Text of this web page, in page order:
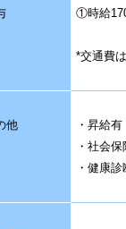
①時給
*交通費
他
・昇給有
・社会
・健康